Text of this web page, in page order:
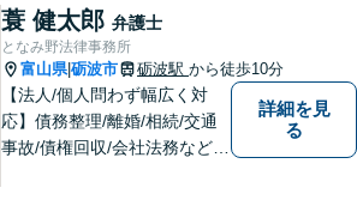
す。お悩みになる前に、ご相
談ください。【24Hメール受
付】
蓑 健太郎 弁護士
となみ野法律事務所
富山県|砺波市 砺波駅 から徒歩10分
【法人/個人問わず幅広く対
応】債務整理/離婚/相続/交通
事故/債権回収/会社法務など幅
詳細を見
る